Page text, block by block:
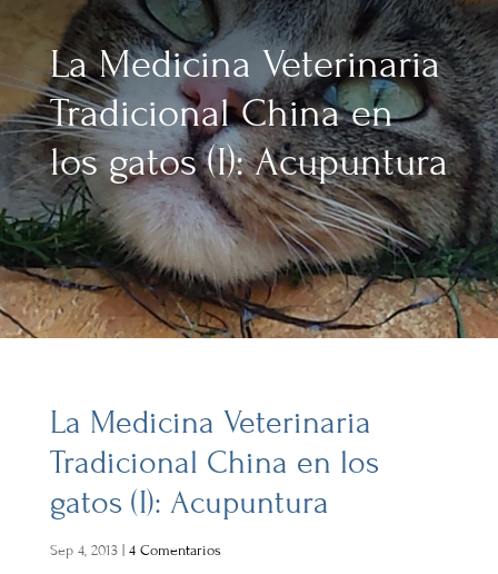
La Medicina Veterinaria
Tradicional China en
los gatos (I): Acupuntura
La Medicina Veterinaria
Tradicional China en los
gatos (I): Acupuntura
Sep 4, 2013| 4 Comentarios